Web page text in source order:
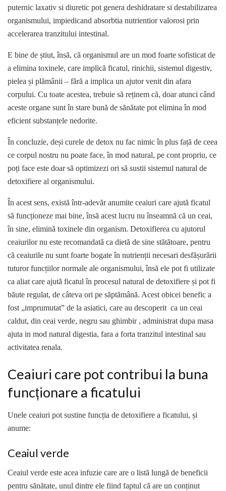
puternic laxativ si diuretic pot genera deshidratare si destabilizarea
organismului, impiedicand absorbtia nutrientior valorosi prin
accelerarea tranzitului intestinal.
E bine de știut, însă, că organismul are un mod foarte sofisticat de
a elimina toxinele, care implică ficatul, rinichii, sistemul digestiv,
pielea și plămânii – fără a implica un ajutor venit din afara
corpului. Cu toate acestea, trebuie să reținem că, doar atunci când
aceste organe sunt în stare bună de sănătate pot elimina în mod
eficient substanțele nedorite.
În concluzie, deși curele de detox nu fac nimic în plus față de ceea
ce corpul nostru nu poate face, în mod natural, pe cont propriu, ce
poți face este doar să optimizezi ori să sustii sistemul natural de
detoxifiere al organismului.
În acest sens, există într-adevăr anumite ceaiuri care ajută ficatul
să funcționeze mai bine, însă acest lucru nu înseamnă că un ceai,
în sine, elimină toxinele din organism. Detoxifierea cu ajutorul
ceaiurilor nu este recomandată ca dietă de sine stătătoare, pentru
că ceaiurile nu sunt foarte bogate în nutrienții necesari desfășurării
tuturor funcțiilor normale ale organismului, însă ele pot fi utilizate
ca aliat care ajută ficatul în procesul natural de detoxifiere și pot fi
băute regulat, de câteva ori pe săptămână. Acest obicei benefic a
fost „imprumutat” de la asiatici, care au descoperit ca un ceai
caldut, din ceai verde, negru sau ghimbir , administrat dupa masa
ajuta in mod natural digestia, fara a forta tranzitul intestinal sau
activitatea renala.
Ceaiuri care pot contribui la buna
funcționare a ficatului
Unele ceaiuri pot sustine funcția de detoxifiere a ficatului, și
anume:
Ceaiul verde
Ceaiul verde este acea infuzie care are o listă lungă de beneficii
pentru sănătate, unul dintre ele fiind faptul că are un conținut